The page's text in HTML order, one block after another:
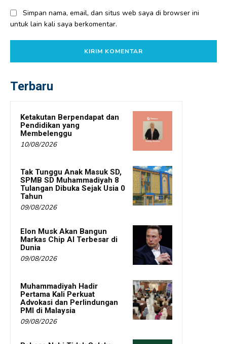
Simpan nama, email, dan situs web saya di browser ini
untuk lain kali saya berkomentar.
Terbaru
Ketakutan Berpendapat dan
Pendidikan yang
Membelenggu
10/08/2026
Tak Tunggu Anak Masuk SD,
SPMB SD Muhammadiyah 8
Tulangan Dibuka Sejak Usia 0
Tahun
09/08/2026
Elon Musk Akan Bangun
Markas Chip AI Terbesar di
Dunia
09/08/2026
Muhammadiyah Hadir
Pertama Kali Perkuat
Advokasi dan Perlindungan
PMI di Malaysia
09/08/2026